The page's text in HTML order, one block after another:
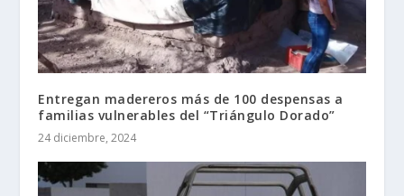
Entregan madereros más de 100 despensas a
familias vulnerables del “Triángulo Dorado”
24 diciembre, 2024